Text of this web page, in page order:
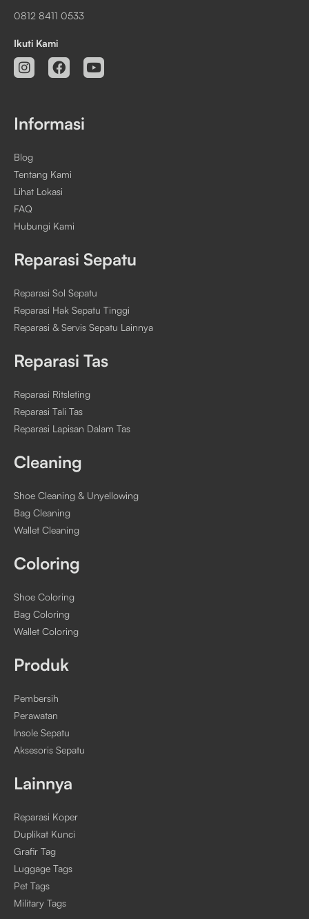
0812 8411 0533
Ikuti Kami
Informasi
Blog
Tentang Kami
Lihat Lokasi
FAQ
Hubungi Kami
Reparasi Sepatu
Reparasi Sol Sepatu
Reparasi Hak Sepatu Tinggi
Reparasi & Servis Sepatu Lainnya
Reparasi Tas
Reparasi Ritsleting
Reparasi Tali Tas
Reparasi Lapisan Dalam Tas
Cleaning
Shoe Cleaning & Unyellowing
Bag Cleaning
Wallet Cleaning
Coloring
Shoe Coloring
Bag Coloring
Wallet Coloring
Produk
Pembersih
Perawatan
Insole Sepatu
Aksesoris Sepatu
Lainnya
Reparasi Koper
Duplikat Kunci
Grafir Tag
Luggage Tags
Pet Tags
Military Tags